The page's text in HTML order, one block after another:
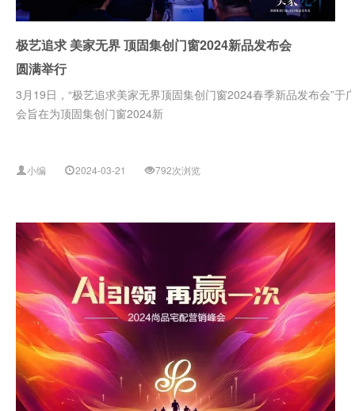
极艺追求 美家无界 顶固集创门窗2024新品发布会
圆满举行
3月19日，“极艺追求美家无界顶固集创门窗2024春季新品发布会”
会旨在为顶固集创门窗2024新
小编 2024-03-21 792次浏览